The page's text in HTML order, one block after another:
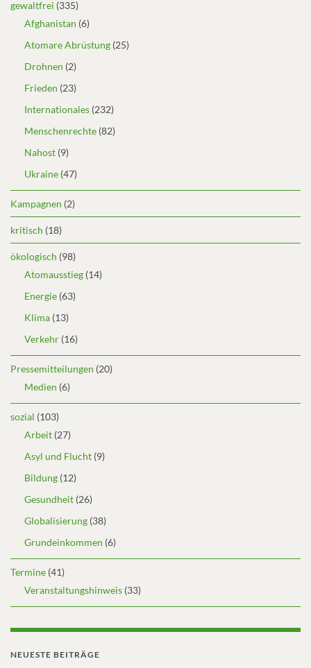
gewaltfrei (335)
Afghanistan (6)
Atomare Abrüstung (25)
Drohnen (2)
Frieden (23)
Internationales (232)
Menschenrechte (82)
Nahost (9)
Ukraine (47)
Kampagnen (2)
kritisch (18)
ökologisch (98)
Atomausstieg (14)
Energie (63)
Klima (13)
Verkehr (16)
Pressemitteilungen (20)
Medien (6)
sozial (103)
Arbeit (27)
Asyl und Flucht (9)
Bildung (12)
Gesundheit (26)
Globalisierung (38)
Grundeinkommen (6)
Termine (41)
Veranstaltungshinweis (33)
NEUESTE BEITRÄGE